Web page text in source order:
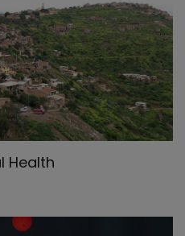
Health